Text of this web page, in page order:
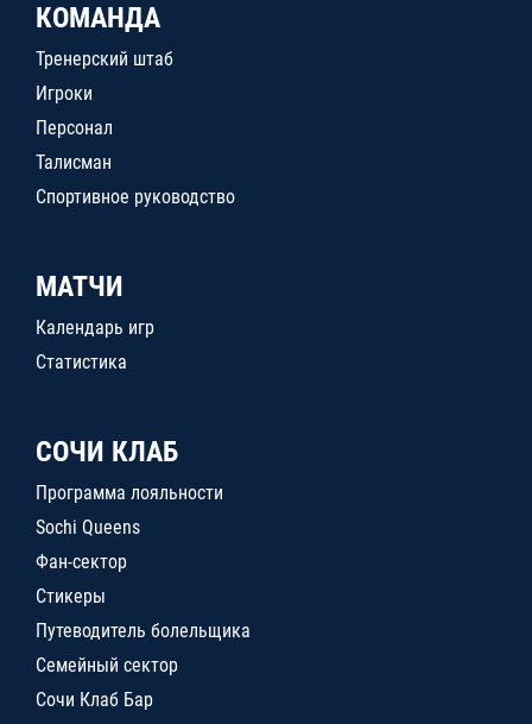
КОМАНДА
Тренерский штаб
Игроки
Персонал
Талисман
Спортивное руководство
МАТЧИ
Календарь игр
Статистика
СОЧИ КЛАБ
Программа лояльности
Sochi Queens
Фан-сектор
Стикеры
Путеводитель болельщика
Семейный сектор
Сочи Клаб Бар